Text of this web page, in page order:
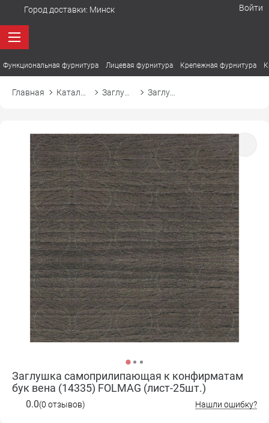
Город доставки: Минск Войти
Функциональная фурнитура Лицевая фурнитура Крепежная фурнитура
Главная
Заглушка самоприлипающая к конфирматам
бук вена (14335) FOLMAG (лист-25шт.)
0.0(0 отзывов) Нашли ошибку?